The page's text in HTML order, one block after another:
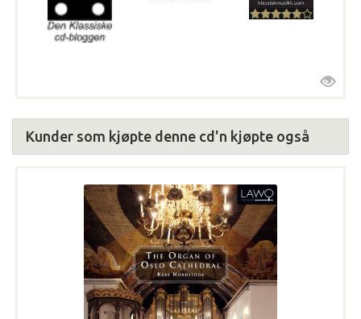
Kunder som kjøpte denne cd'n kjøpte også